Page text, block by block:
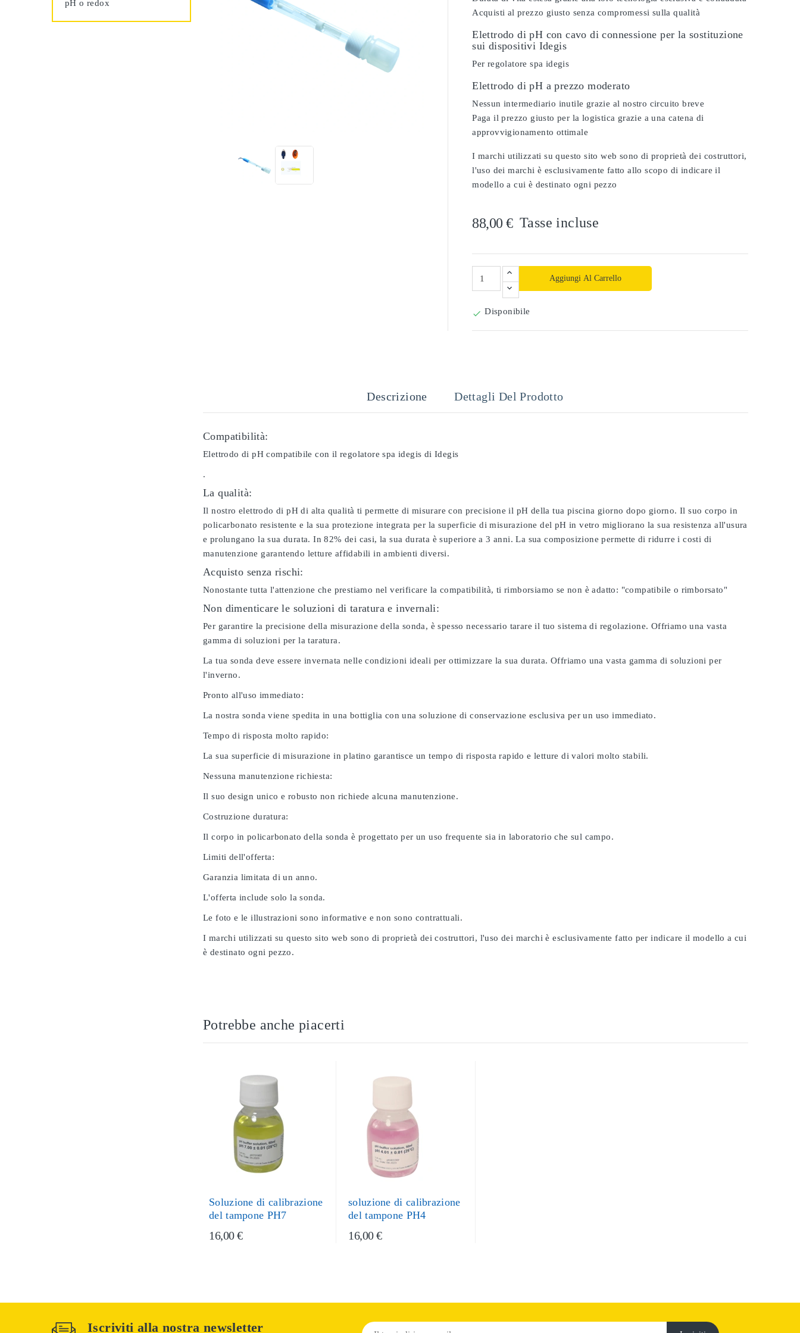
pH o redox
Acquisti al prezzo giusto senza compromessi sulla qualità
Elettrodo di pH con cavo di connessione per la sostituzione
sui dispositivi Idegis
Per regolatore spa idegis
Elettrodo di pH a prezzo moderato
Nessun intermediario inutile grazie al nostro circuito breve
Paga il prezzo giusto per la logistica grazie a una catena di
approvvigionamento ottimale
I marchi utilizzati su questo sito web sono di proprietà dei costruttori,
l'uso dei marchi è esclusivamente fatto allo scopo di indicare il
modello a cui è destinato ogni pezzo
88,00 € Tasse incluse
Aggiungi Al Carrello
 Disponibile
Descrizione Dettagli Del Prodotto
Compatibilità:
Elettrodo di pH compatibile con il regolatore spa idegis di Idegis
.
La qualità:
Il nostro elettrodo di pH di alta qualità ti permette di misurare con precisione il pH della tua piscina giorno dopo giorno. Il suo corpo in
policarbonato resistente e la sua protezione integrata per la superficie di misurazione del pH in vetro migliorano la sua resistenza all'usura
e prolungano la sua durata. In 82% dei casi, la sua durata è superiore a 3 anni. La sua composizione permette di ridurre i costi di
manutenzione garantendo letture affidabili in ambienti diversi.
Acquisto senza rischi:
Nonostante tutta l'attenzione che prestiamo nel verificare la compatibilità, ti rimborsiamo se non è adatto: "compatibile o rimborsato"
Non dimenticare le soluzioni di taratura e invernali:
Per garantire la precisione della misurazione della sonda, è spesso necessario tarare il tuo sistema di regolazione. Offriamo una vasta
gamma di soluzioni per la taratura.
La tua sonda deve essere invernata nelle condizioni ideali per ottimizzare la sua durata. Offriamo una vasta gamma di soluzioni per
l'inverno.
Pronto all'uso immediato:
La nostra sonda viene spedita in una bottiglia con una soluzione di conservazione esclusiva per un uso immediato.
Tempo di risposta molto rapido:
La sua superficie di misurazione in platino garantisce un tempo di risposta rapido e letture di valori molto stabili.
Nessuna manutenzione richiesta:
Il suo design unico e robusto non richiede alcuna manutenzione.
Costruzione duratura:
Il corpo in policarbonato della sonda è progettato per un uso frequente sia in laboratorio che sul campo.
Limiti dell'offerta:
Garanzia limitata di un anno.
L'offerta include solo la sonda.
Le foto e le illustrazioni sono informative e non sono contrattuali.
I marchi utilizzati su questo sito web sono di proprietà dei costruttori, l'uso dei marchi è esclusivamente fatto per indicare il modello a cui
è destinato ogni pezzo.
Potrebbe anche piacerti
Soluzione di calibrazione
del tampone PH7
16,00 €
soluzione di calibrazione
del tampone PH4
16,00 €
Iscriviti alla nostra newsletter